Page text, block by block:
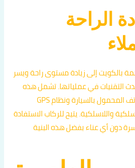
الراحة
بالكويت إلى زيادة مستوى راحة ويسر
التقنيات في عملياتها. تشمل هذه
الأساليب تقنيات اتصال الهاتف المحمول بالسيارة ونظام GPS
واللاسلكية. يتيح للركاب الاستفادة
دون أي عناء بفضل هذه البنية